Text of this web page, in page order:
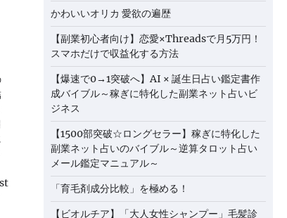
かわいいオリカ 愛欲の遍歴
【副業初心者向け】恋愛×Threadsで月5万円！
スマホだけで収益化する方法
【爆速で0→1突破へ】AI × 誕生日占い鑑定書作
成バイブル～稼ぎに特化した副業ネット占いビ
ジネス
【1500部突破☆ロングセラー】稼ぎに特化した
副業ネット占いのバイブル～逆算タロット占い
メール鑑定マニュアル～
「育毛剤成分比較」を極める！
【ビオルチア】「大人女性シャンプー」毛髪診